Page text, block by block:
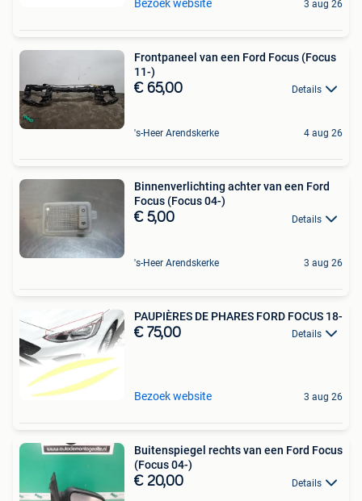
Bezoek website 3 aug 26
Frontpaneel van een Ford Focus (Focus
11-)
€ 65,00 Details
's-Heer Arendskerke 4 aug 26
Binnenverlichting achter van een Ford
Focus (Focus 04-)
€ 5,00 Details
's-Heer Arendskerke 3 aug 26
PAUPIÈRES DE PHARES FORD FOCUS 18-
€ 75,00 Details
Bezoek website 3 aug 26
Buitenspiegel rechts van een Ford Focus
(Focus 04-)
€ 20,00 Details